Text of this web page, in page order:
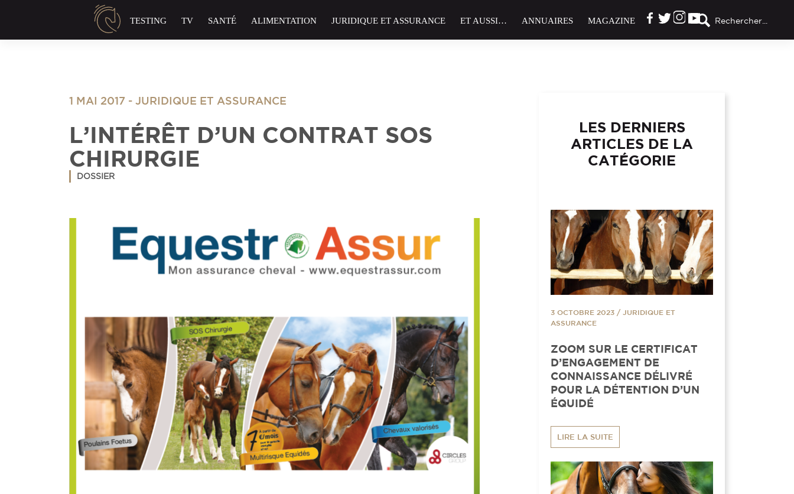
Rechercher...
TESTING TV SANTÉ ALIMENTATION JURIDIQUE ET ASSURANCE ET AUSSI… ANNUAIRES MAGAZINE
1 MAI 2017 - JURIDIQUE ET ASSURANCE
L’INTÉRÊT D’UN CONTRAT SOS
CHIRURGIE
DOSSIER
LES DERNIERS
ARTICLES DE LA
CATÉGORIE
3 OCTOBRE 2023 / JURIDIQUE ET
ASSURANCE
ZOOM SUR LE CERTIFICAT
D’ENGAGEMENT DE
CONNAISSANCE DÉLIVRÉ
POUR LA DÉTENTION D’UN
ÉQUIDÉ
LIRE LA SUITE
Panneau de gestion des cookies